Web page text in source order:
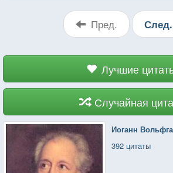
Пред. След.
Лучшие
Случайная
Иоганн
392 цитаты